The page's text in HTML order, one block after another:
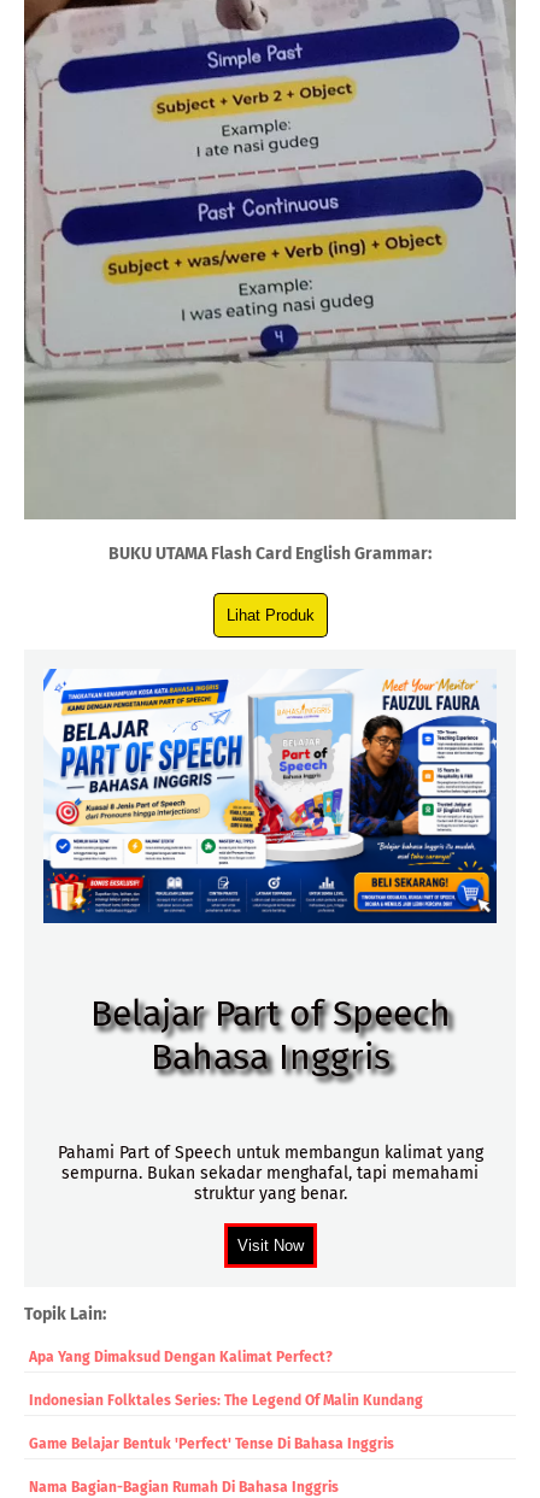
BUKU UTAMA Flash Card English Grammar:
Belajar Part of Speech
Bahasa Inggris
Pahami Part of Speech untuk membangun kalimat yang
sempurna. Bukan sekadar menghafal, tapi memahami
struktur yang benar.
Topik Lain:
Apa Yang Dimaksud Dengan Kalimat Perfect?
Indonesian Folktales Series: The Legend Of Malin Kundang
Game Belajar Bentuk 'perfect' Tense Di Bahasa Inggris
Nama Bagian-Bagian Rumah Di Bahasa Inggris